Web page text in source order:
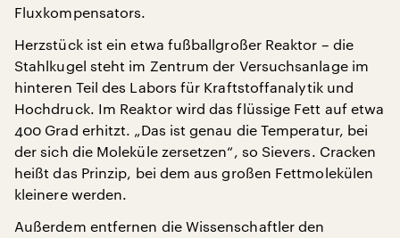
Fluxkompensators.
Herzstück ist ein etwa fußballgroßer Reaktor – die
Stahlkugel steht im Zentrum der Versuchsanlage im
hinteren Teil des Labors für Kraftstoffanalytik und
Hochdruck. Im Reaktor wird das flüssige Fett auf etwa
400 Grad erhitzt. „Das ist genau die Temperatur, bei
der sich die Moleküle zersetzen“, so Sievers. Cracken
heißt das Prinzip, bei dem aus großen Fettmolekülen
kleinere werden.
Außerdem entfernen die Wissenschaftler den